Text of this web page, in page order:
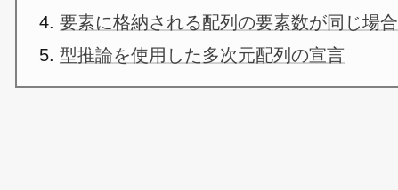
要素に格納される配列の要素数が同じ場合
型推論を使用した多次元配列の宣言